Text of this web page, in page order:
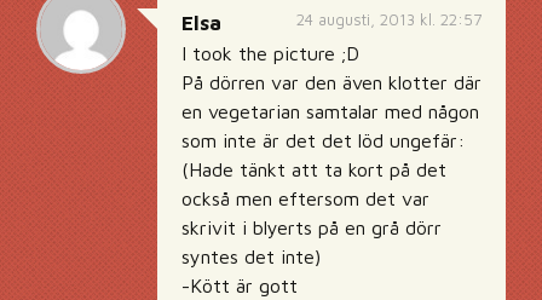
24 augusti, 2013 kl. 22:57
Elsa
I took the picture ;D
På dörren var den även klotter där
en vegetarian samtalar med någon
som inte är det det löd ungefär:
(Hade tänkt att ta kort på det
också men eftersom det var
skrivit i blyerts på en grå dörr
syntes det inte)
-Kött är gott